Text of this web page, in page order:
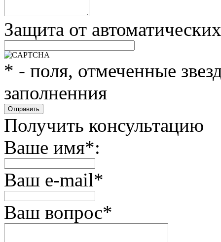
Защита от
* - поля, отмеченные
заполненния
Получить консультацию
Ваше имя*:
Ваш e-mail*
Ваш вопрос*